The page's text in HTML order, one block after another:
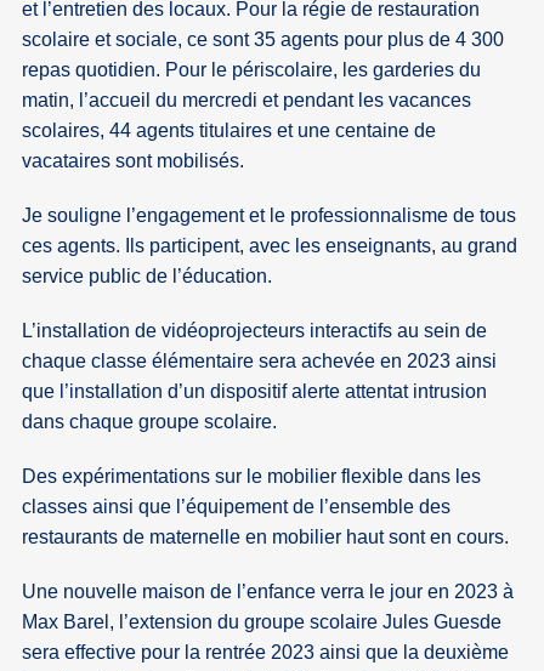
et l’entretien des locaux. Pour la régie de restauration
scolaire et sociale, ce sont 35 agents pour plus de 4 300
repas quotidien. Pour le périscolaire, les garderies du
matin, l’accueil du mercredi et pendant les vacances
scolaires, 44 agents titulaires et une centaine de
vacataires sont mobilisés.
Je souligne l’engagement et le professionnalisme de tous
ces agents. Ils participent, avec les enseignants, au grand
service public de l’éducation.
L’installation de vidéoprojecteurs interactifs au sein de
chaque classe élémentaire sera achevée en 2023 ainsi
que l’installation d’un dispositif alerte attentat intrusion
dans chaque groupe scolaire.
Des expérimentations sur le mobilier flexible dans les
classes ainsi que l’équipement de l’ensemble des
restaurants de maternelle en mobilier haut sont en cours.
Une nouvelle maison de l’enfance verra le jour en 2023 à
Max Barel, l’extension du groupe scolaire Jules Guesde
sera effective pour la rentrée 2023 ainsi que la deuxième